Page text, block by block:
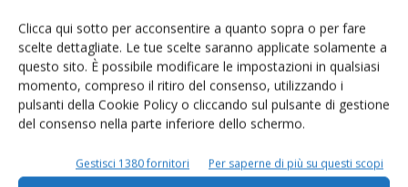
Clicca qui sotto per acconsentire a quanto sopra o per fare
scelte dettagliate. Le tue scelte saranno applicate solamente a
questo sito. È possibile modificare le impostazioni in qualsiasi
momento, compreso il ritiro del consenso, utilizzando i
pulsanti della Cookie Policy o cliccando sul pulsante di gestione
del consenso nella parte inferiore dello schermo.
Gestisci 1380 fornitori Per saperne di più su questi scopi
Rimani aggiornato sul mondo
dell’agricoltura
Iscriviti alle nostre newsletter